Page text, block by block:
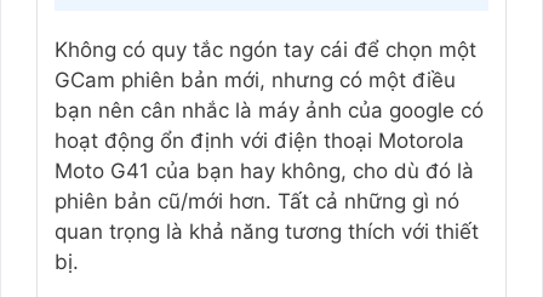
Không có quy tắc ngón tay cái để chọn một
GCam phiên bản mới, nhưng có một điều
bạn nên cân nhắc là máy ảnh của google có
hoạt động ổn định với điện thoại Motorola
Moto G41 của bạn hay không, cho dù đó là
phiên bản cũ/mới hơn. Tất cả những gì nó
quan trọng là khả năng tương thích với thiết
bị.